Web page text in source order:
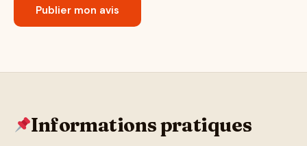
Informations pratiques